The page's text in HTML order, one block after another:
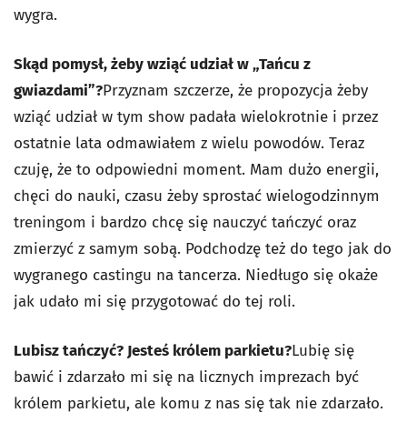
wygra.
Skąd pomysł, żeby wziąć udział w „Tańcu z
gwiazdami”?Przyznam szczerze, że propozycja żeby
wziąć udział w tym show padała wielokrotnie i przez
ostatnie lata odmawiałem z wielu powodów. Teraz
czuję, że to odpowiedni moment. Mam dużo energii,
chęci do nauki, czasu żeby sprostać wielogodzinnym
treningom i bardzo chcę się nauczyć tańczyć oraz
zmierzyć z samym sobą. Podchodzę też do tego jak do
wygranego castingu na tancerza. Niedługo się okaże
jak udało mi się przygotować do tej roli.
Lubisz tańczyć? Jesteś królem parkietu?Lubię się
bawić i zdarzało mi się na licznych imprezach być
królem parkietu, ale komu z nas się tak nie zdarzało.